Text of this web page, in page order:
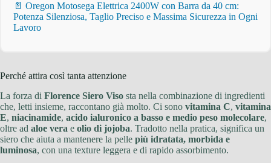
📄 Oregon Motosega Elettrica 2400W con Barra da 40 cm:
Potenza Silenziosa, Taglio Preciso e Massima Sicurezza in Ogni
Lavoro
Perché attira così tanta attenzione
La forza di Florence Siero Viso sta nella combinazione di ingredienti
che, letti insieme, raccontano già molto. Ci sono vitamina C, vitamina
E, niacinamide, acido ialuronico a basso e medio peso molecolare,
oltre ad aloe vera e olio di jojoba. Tradotto nella pratica, significa un
siero che aiuta a mantenere la pelle più idratata, morbida e
luminosa, con una texture leggera e di rapido assorbimento.